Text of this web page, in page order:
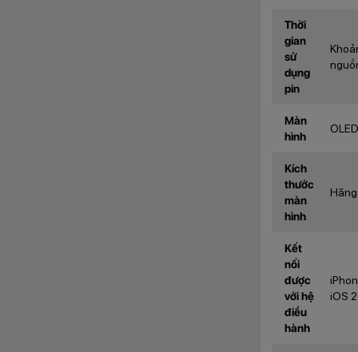
Thời
gian
sử
dụng
pin
Màn
hình
Kích
thước
màn
hình
Kết
nối
được
với hệ
điều
hành
iOS